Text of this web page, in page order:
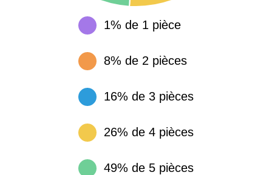
1% de 1 pièce
8% de 2 pièces
16% de 3 pièces
26% de 4 pièces
49% de 5 pièces